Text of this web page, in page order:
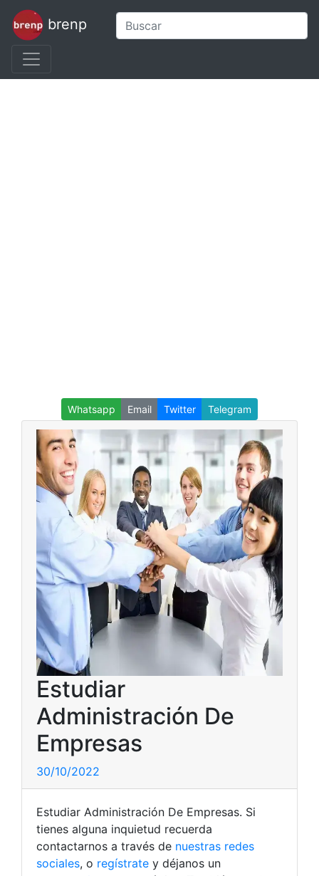
brenp
Whatsapp Email Twitter Telegram
Estudiar
Administración De
Empresas
30/10/2022
Estudiar Administración De Empresas. Si
tienes alguna inquietud recuerda
contactarnos a través de nuestras redes
sociales, o regístrate y déjanos un